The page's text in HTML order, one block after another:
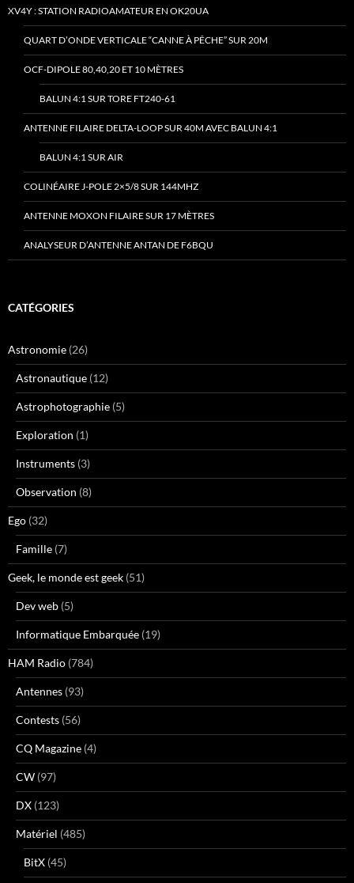
XV4Y : STATION RADIOAMATEUR EN OK20UA
QUART D’ONDE VERTICALE “CANNE À PÊCHE” SUR 20M
OCF-DIPOLE 80,40,20 ET 10 MÈTRES
BALUN 4:1 SUR TORE FT240-61
ANTENNE FILAIRE DELTA-LOOP SUR 40M AVEC BALUN 4:1
BALUN 4:1 SUR AIR
COLINÉAIRE J-POLE 2×5/8 SUR 144MHZ
ANTENNE MOXON FILAIRE SUR 17 MÈTRES
ANALYSEUR D’ANTENNE ANTAN DE F6BQU
CATÉGORIES
Astronomie (26)
Astronautique (12)
Astrophotographie (5)
Exploration (1)
Instruments (3)
Observation (8)
Ego (32)
Famille (7)
Geek, le monde est geek (51)
Dev web (5)
Informatique Embarquée (19)
HAM Radio (784)
Antennes (93)
Contests (56)
CQ Magazine (4)
CW (97)
DX (123)
Matériel (485)
BitX (45)